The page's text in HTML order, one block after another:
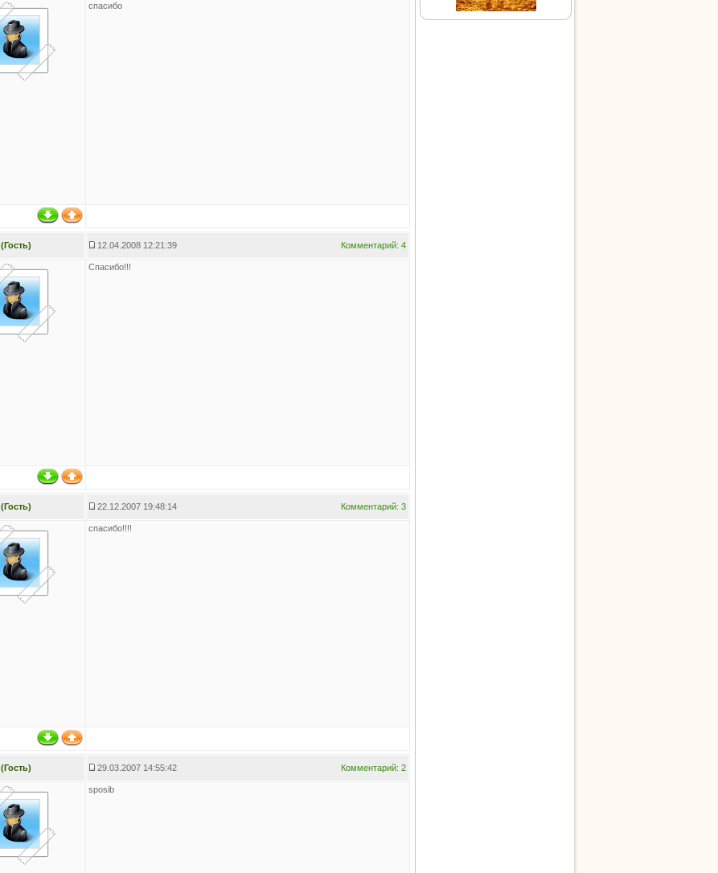
спасибо
(Гость) 12.04.2008 12:21:39 Комментарий: 4
Спасибо!!!
(Гость) 22.12.2007 19:48:14 Комментарий: 3
спасибо!!!!
(Гость) 29.03.2007 14:55:42 Комментарий: 2
sposib